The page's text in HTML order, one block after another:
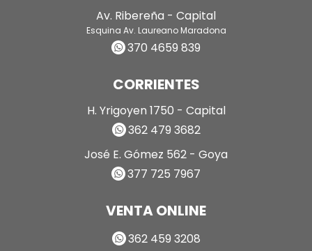
Av. Ribereña - Capital
Esquina Av. Laureano Maradona
370 4659 839
CORRIENTES
H. Yrigoyen 1750 - Capital
362 479 3682
José E. Gómez 562 - Goya
377 725 7967
VENTA ONLINE
362 459 3208